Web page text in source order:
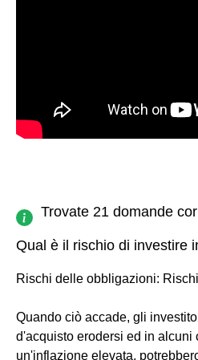
Trovate 21 domande
Qual è il rischio di investire
Rischi delle obbligazioni:
Quando ciò accade, gli
d'acquisto erodersi ed in alcuni
un'inflazione elevata,